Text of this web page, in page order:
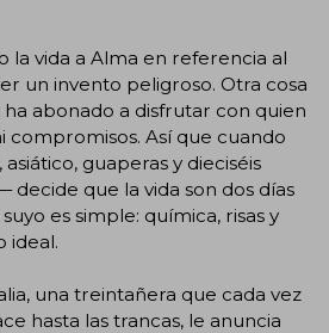
la vida a Alma en referencia al
un invento peligroso. Otra cosa
ha abonado a disfrutar con quien
compromisos. Así que cuando
guaperas y dieciséis
decide que la vida son dos días
es simple: química, risas y
ideal.
una treintañera que cada vez
hasta las trancas, le anuncia